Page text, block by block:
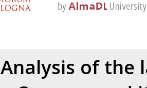
Analysis of the